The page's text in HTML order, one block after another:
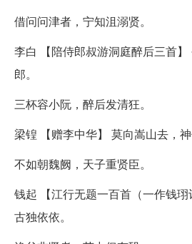
借问问津者，宁知沮溺贤。
李白 【陪侍郎叔游洞庭醉后三首
郎。
三杯容小阮，醉后发清狂。
梁锽 【赠李中华】 莫向嵩山去，神
不如朝魏阙，天子重贤臣。
钱起 【江行无题一百首（一作钱
古独依依。